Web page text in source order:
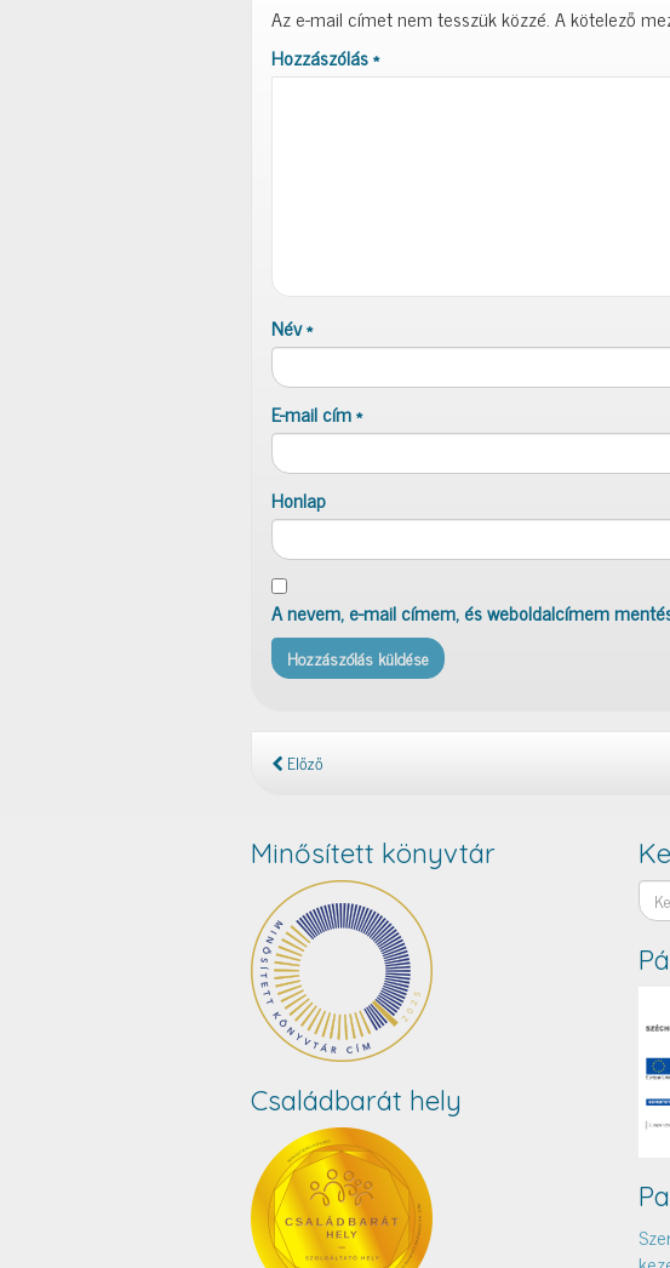
Az e-mail címet nem tesszük közzé.A kötelező
Hozzászólás*
Név*
E-mail cím*
Honlap
A nevem, e-mail címem, és weboldalcímem
Előző
Minősített könyvtár
Családbarát hely